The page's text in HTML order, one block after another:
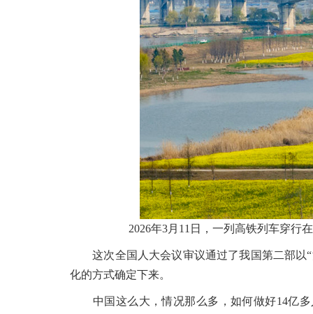
2026年3月11日，一列高铁列车穿行
这次全国人大会议审议通过了我国第二部以“
化的方式确定下来。
中国这么大，情况那么多，如何做好14亿多